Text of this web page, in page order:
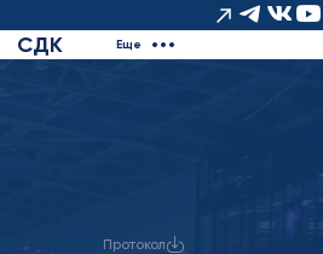
СДК Еще
Протокол